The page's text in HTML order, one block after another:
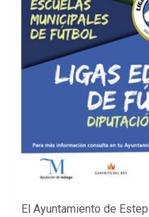
El Ayuntamiento de